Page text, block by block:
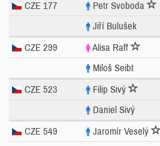
CZE 177 Petr Svoboda
Jiří Bulušek
CZE 299 Alisa Raff
Miloš Seibt
CZE 523 Filip Sivý
Daniel Sivý
CZE 549 Jaromír Veselý